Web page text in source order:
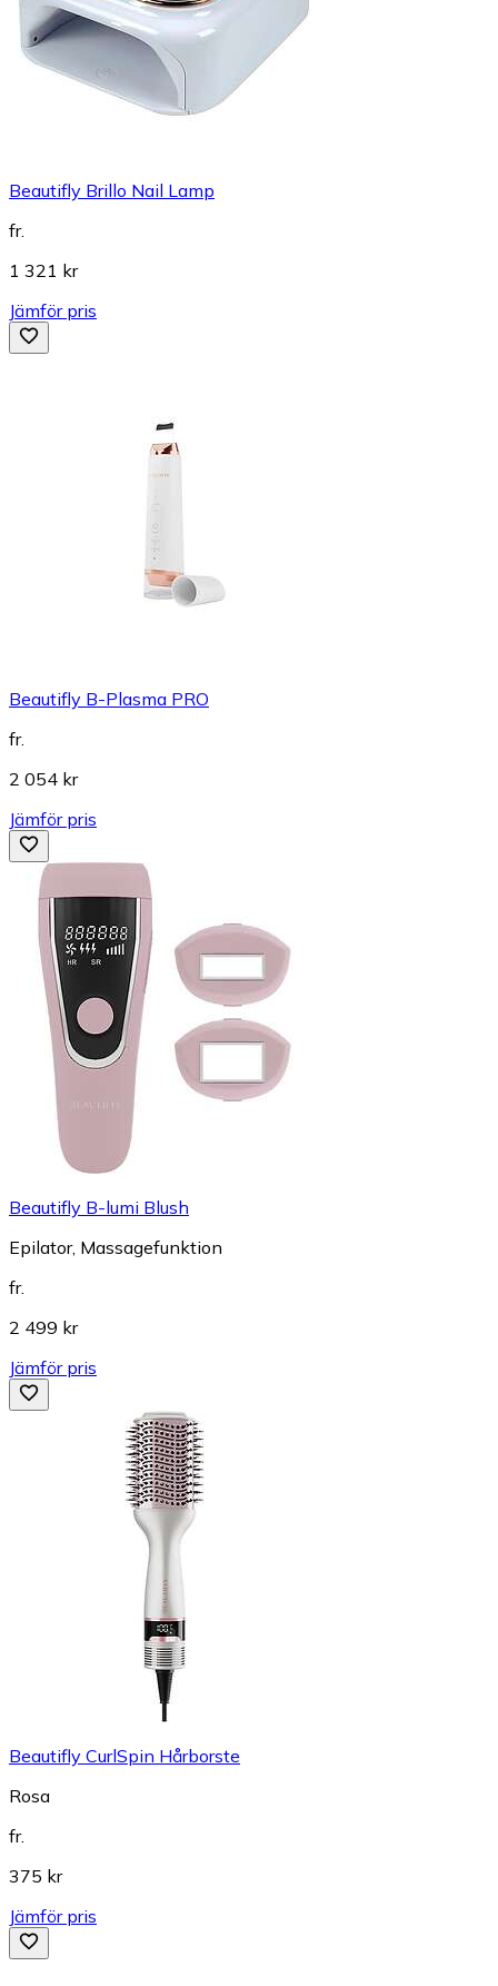
Beautifly Brillo Nail Lamp
fr.
1 321 kr
Jämför pris
Beautifly B-Plasma PRO
fr.
2 054 kr
Jämför pris
Beautifly B-lumi Blush
Epilator, Massagefunktion
fr.
2 499 kr
Jämför pris
Beautifly CurlSpin Hårborste
Rosa
fr.
375 kr
Jämför pris